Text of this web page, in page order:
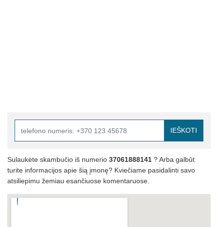
IEŠKOTI
Sulaukėte skambučio iš numerio 37061888141 ? Arba galbūt
turite informacijos apie šią įmonę? Kviečiame pasidalinti savo
atsiliepimu žemiau esančiuose komentaruose.